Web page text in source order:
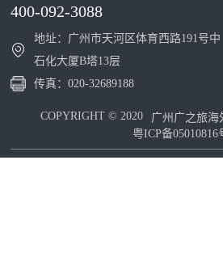
400-092-3088
地址：广州市天河区体育西路191号中
石化大厦B塔13层
传真：020-32689188
COPYRIGHT © 2020
广州广之旅海
粤ICP备05010816